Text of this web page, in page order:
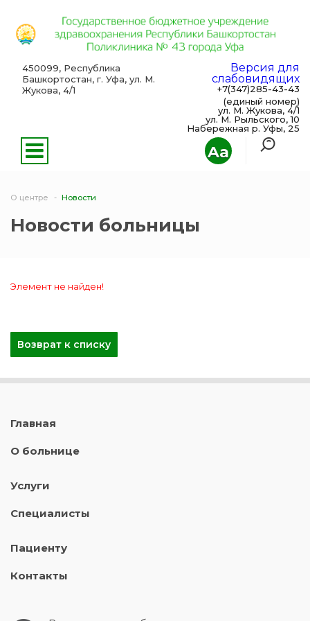
Aa
450099, Республика
Башкортостан, г. Уфа, ул. М.
Жукова, 4/1
Версия для
слабовидящих
+7(347)285-43-43
(единый номер)
ул. М. Жукова, 4/1
ул. М. Рыльского, 10
Набережная р. Уфы, 25
О центре Новости
Новости больницы
Элемент не найден!
Возврат к списку
Главная
О больнице
Услуги
Специалисты
Пациенту
Контакты